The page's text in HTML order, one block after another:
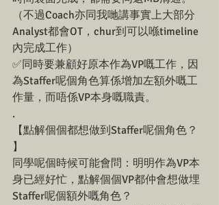
（不過Coach亦同我哋講事實上大部分
Analyst都會OT，chur到可以喺timeline
內完成工作）
✅同時要兼顧好原本作為VP嘅工作，因
為Staffer呢個角色算係增加左額外嘅工
作量，而唔係VP本身嘅職責。
.
【點解個個都想做到Staffer呢個角色？
】
同學呢個時候可能會問：明明作為VP本
身已經好忙，點解個個VP都仲會想做埋
Staffer呢個額外嘅角色？